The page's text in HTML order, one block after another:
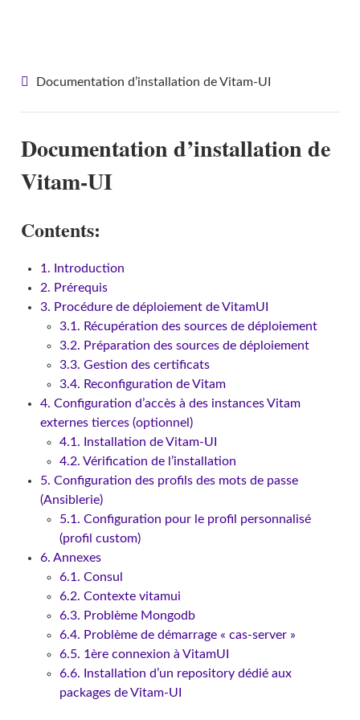
Documentation d’installation de Vitam-UI
Documentation d’installation de
Vitam-UI
Contents:
1. Introduction
2. Prérequis
3. Procédure de déploiement de VitamUI
3.1. Récupération des sources de déploiement
3.2. Préparation des sources de déploiement
3.3. Gestion des certificats
3.4. Reconfiguration de Vitam
4. Configuration d’accès à des instances Vitam
externes tierces (optionnel)
4.1. Installation de Vitam-UI
4.2. Vérification de l’installation
5. Configuration des profils des mots de passe
(Ansiblerie)
5.1. Configuration pour le profil personnalisé
(profil custom)
6. Annexes
6.1. Consul
6.2. Contexte vitamui
6.3. Problème Mongodb
6.4. Problème de démarrage « cas-server »
6.5. 1ère connexion à VitamUI
6.6. Installation d’un repository dédié aux
packages de Vitam-UI